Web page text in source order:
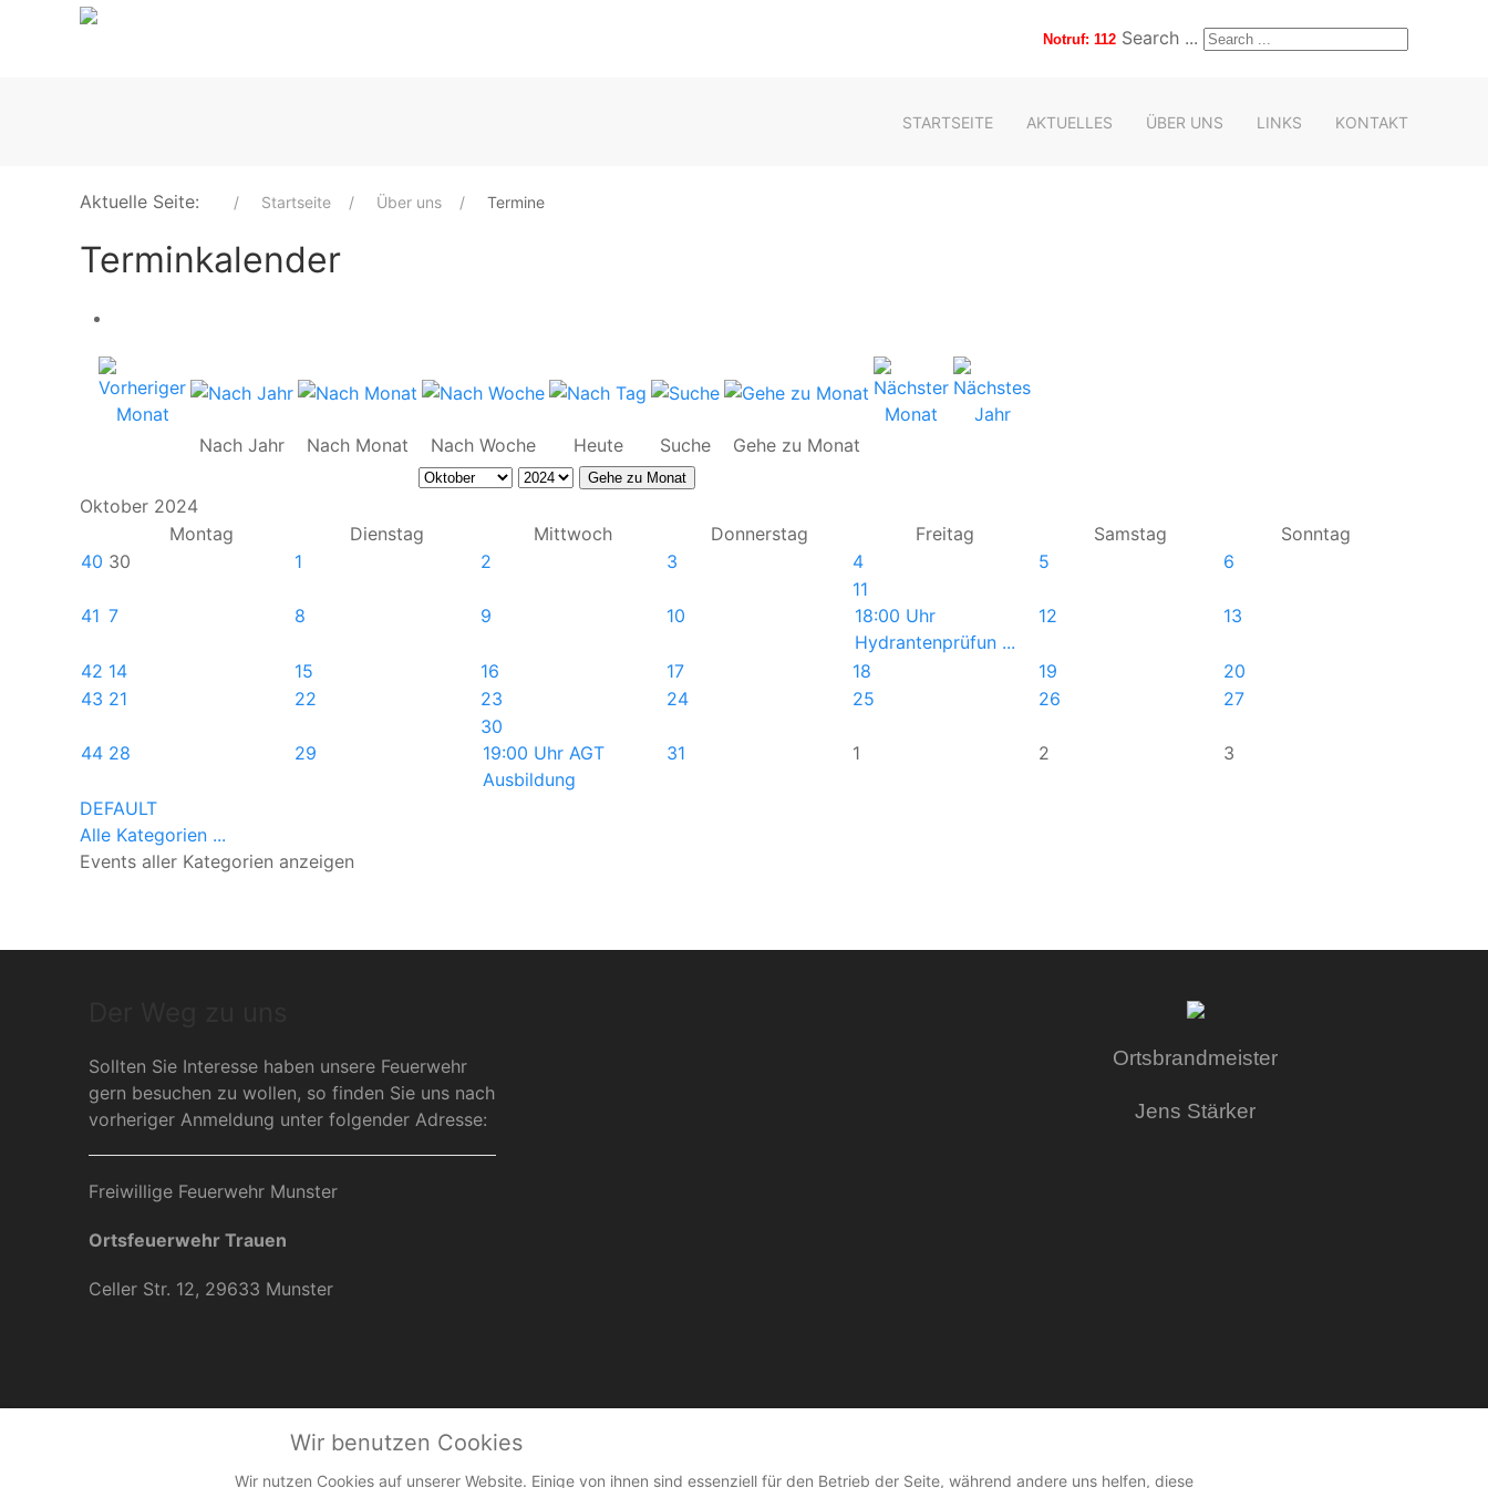
Notruf: 112 Search ...
STARTSEITE AKTUELLES ÜBER UNS LINKS KONTAKT
Aktuelle Seite: Startseite Über uns Termine
Terminkalender
Nach Jahr Nach Monat Nach Woche Heute Suche Gehe zu Monat
Gehe zu Monat
Oktober 2024
Montag
Dienstag Mittwoch Donnerstag Freitag Samstag
Sonntag
40 30 1 2 3 4 5 6
41 7 8 9 10
11
18:00 Uhr
Hydrantenprüfun ...
12 13
42 14 15 16 17 18 19
20
43 21 22 23 24 25 26 27
44 28 29
30
19:00 Uhr AGT
Ausbildung
31 1 2 3
DEFAULT
Alle Kategorien ...
Events aller Kategorien anzeigen
Sollten Sie Interesse haben unsere Feuerwehr
gern besuchen zu wollen, so finden Sie uns nach
vorheriger Anmeldung unter folgender Adresse:
Freiwillige Feuerwehr Munster
Ortsfeuerwehr Trauen
Celler Str. 12, 29633 Munster
Ortsbrandmeister
Jens Stärker
Wir benutzen Cookies
Wir nutzen Cookies auf unserer Website. Einige von ihnen sind essenziell für den Betrieb der Seite, während andere uns helfen, diese